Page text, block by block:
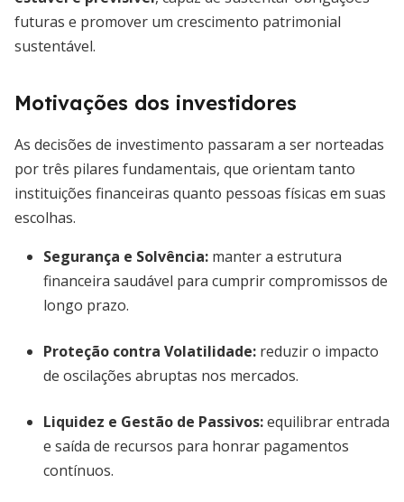
futuras e promover um crescimento patrimonial
sustentável.
Motivações dos investidores
As decisões de investimento passaram a ser norteadas
por três pilares fundamentais, que orientam tanto
instituições financeiras quanto pessoas físicas em suas
escolhas.
Segurança e Solvência: manter a estrutura
financeira saudável para cumprir compromissos de
longo prazo.
Proteção contra Volatilidade: reduzir o impacto
de oscilações abruptas nos mercados.
Liquidez e Gestão de Passivos:equilibrar entrada
e saída de recursos para honrar pagamentos
contínuos.